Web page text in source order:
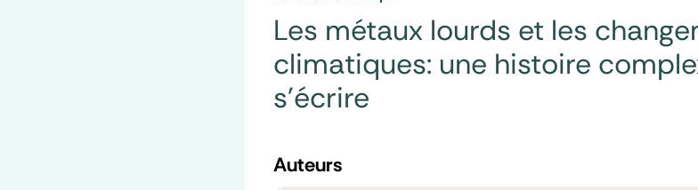
Les métaux lourds et les
climatiques: une histoire
s’écrire
Auteurs